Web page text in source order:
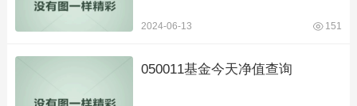
2024-06-13 151
050011基金今天净值查询